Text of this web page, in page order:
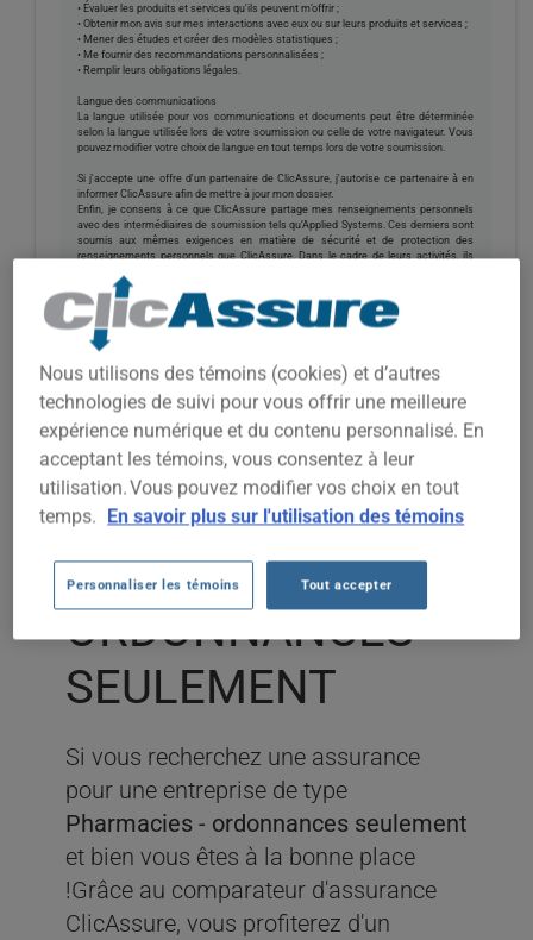
ASSURANCE
ENTREPRISE
PHARMACIES -
ORDONNANCES
SEULEMENT
Si vous recherchez une assurance
pour une entreprise de type
Pharmacies - ordonnances seulement
et bien vous êtes à la bonne place
!Grâce au comparateur d'assurance
ClicAssure, vous profiterez d'un
• Évaluer les produits et services qu'ils peuvent m’offrir ;
• Obtenir mon avis sur mes interactions avec eux ou sur leurs produits et services ;
• Mener des études et créer des modèles statistiques ;
• Me fournir des recommandations personnalisées ;
• Remplir leurs obligations légales.
Langue des communications
La langue utilisée pour vos communications et documents peut être déterminée
selon la langue utilisée lors de votre soumission ou celle de votre navigateur. Vous
pouvez modifier votre choix de langue en tout temps lors de votre soumission.
Si j'accepte une offre d'un partenaire de ClicAssure, j'autorise ce partenaire à en
informer ClicAssure afin de mettre à jour mon dossier.
Enfin, je consens à ce que ClicAssure partage mes renseignements personnels
avec des intermédiaires de soumission tels qu’Applied Systems. Ces derniers sont
soumis aux mêmes exigences en matière de sécurité et de protection des
renseignements personnels que ClicAssure. Dans le cadre de leurs activités, ils
améliorer la performance, l'efficacité, la fiabilité et la sécurité de leurs produits.
Confidentialité
Utilisation des témoins
Nous utilisons des témoins (cookies) et d’autres
technologies de suivi pour vous offrir une meilleure
expérience numérique et du contenu personnalisé. En
acceptant les témoins, vous consentez à leur
utilisation. Vous pouvez modifier vos choix en tout
temps. En savoir plus sur l'utilisation des témoins
Personnaliser les témoins Tout accepter